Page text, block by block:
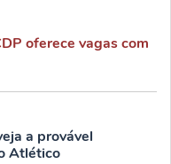
oferece vagas com
a provável
Atlético